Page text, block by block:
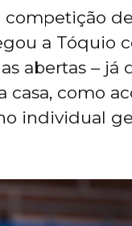
competição
a Tóquio
abertas – já
casa, como
individual